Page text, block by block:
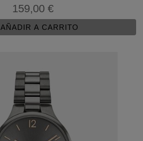
159,00 €
AÑADIR A CARRITO